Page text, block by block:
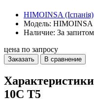
HIMOINSA (Іспанія)
Модель:
Наличие: За запитом
цена по запросу
Заказать В сравнение
10C T5